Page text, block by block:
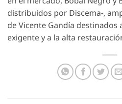
distribuidos por Discema-,
de Vicente Gandía destinados
exigente y a la alta